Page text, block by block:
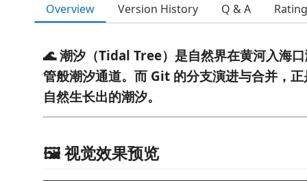
Overview Version History Q & A
🌊 潮汐（Tidal Tree）是自然界在黄河入海
管般潮汐通道。而 Git 的分支演进与合并，
自然生长出的潮汐。
🖼️ 视觉效果预览